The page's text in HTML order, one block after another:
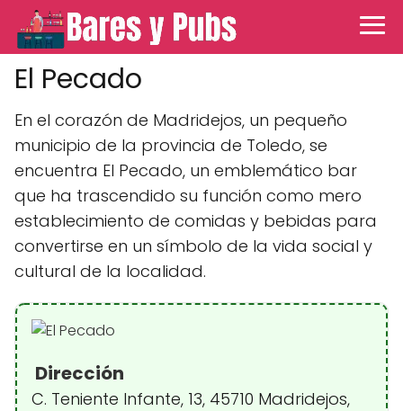
El Pecado
En el corazón de Madridejos, un pequeño
municipio de la provincia de Toledo, se
encuentra El Pecado, un emblemático bar
que ha trascendido su función como mero
establecimiento de comidas y bebidas para
convertirse en un símbolo de la vida social y
cultural de la localidad.
Dirección
C. Teniente Infante, 13, 45710 Madridejos,